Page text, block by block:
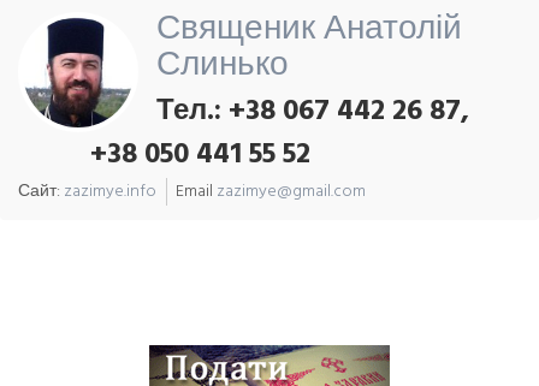
Священик Анатолій
Слинько
Тел.: +38 067 442 26 87,
+38 050 441 55 52
Сайт: zazimye.info Email zazimye@gmail.com